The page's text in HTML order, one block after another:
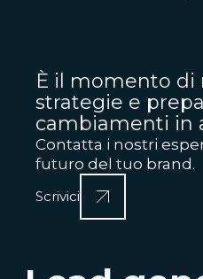
È il momento di
strategie e
cambiamenti in
Contatta i nostri
futuro del tuo brand.
Scrivici